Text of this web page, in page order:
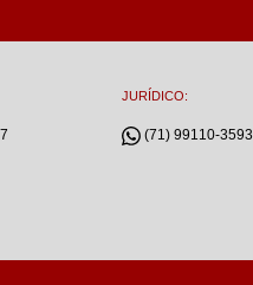
JURÍDICO:
(71) 99110-3593